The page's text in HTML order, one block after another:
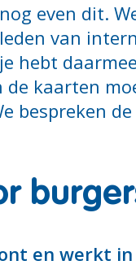
even dit.
van
hebt
de kaarten
bespreken
en werkt in